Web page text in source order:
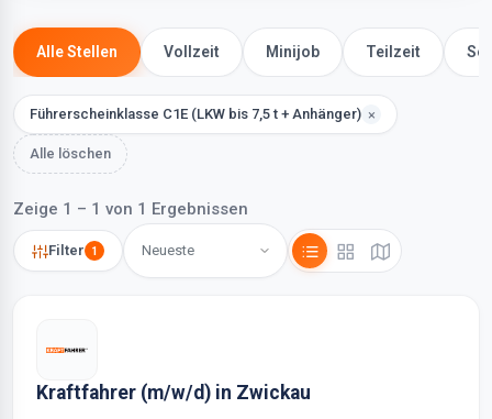
Alle Stellen Vollzeit Minijob Teilzeit
Führerscheinklasse C1E (LKW bis 7,5 t + Anhänger) ×
Alle löschen
Zeige 1 – 1 von 1 Ergebnissen
Filter 1
Kraftfahrer (m/w/d) in Zwickau